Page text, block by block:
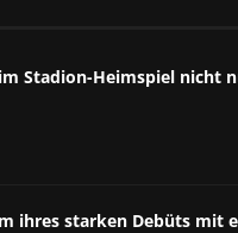
Stadion-Heimspiel nicht
ihres starken Debüts mit